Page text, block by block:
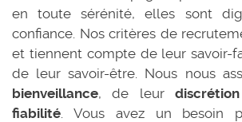
en toute sérénité, elles sont
confiance. Nos critères de
et tiennent compte de leur savoir-
de leur savoir-être. Nous nous
bienveillance, de leurdiscrétion
fiabilité . Vous avez un besoin